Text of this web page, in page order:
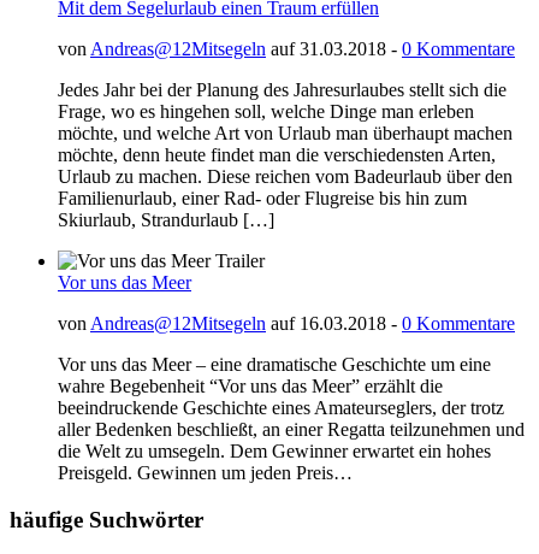
Mit dem Segelurlaub einen Traum erfüllen
von Andreas@12Mitsegeln auf 31.03.2018 - 0 Kommentare
Jedes Jahr bei der Planung des Jahresurlaubes stellt sich die
Frage, wo es hingehen soll, welche Dinge man erleben
möchte, und welche Art von Urlaub man überhaupt machen
möchte, denn heute findet man die verschiedensten Arten,
Urlaub zu machen. Diese reichen vom Badeurlaub über den
Familienurlaub, einer Rad- oder Flugreise bis hin zum
Skiurlaub, Strandurlaub […]
Vor uns das Meer
von Andreas@12Mitsegeln auf 16.03.2018 - 0 Kommentare
Vor uns das Meer – eine dramatische Geschichte um eine
wahre Begebenheit “Vor uns das Meer” erzählt die
beeindruckende Geschichte eines Amateurseglers, der trotz
aller Bedenken beschließt, an einer Regatta teilzunehmen und
die Welt zu umsegeln. Dem Gewinner erwartet ein hohes
Preisgeld. Gewinnen um jeden Preis…
häufige Suchwörter